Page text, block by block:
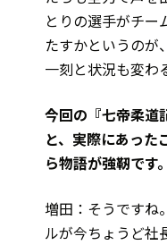
とりの選手がチー
たすかというのが
一刻と状況も変わ
――今回の『七帝柔
と、実際にあった
ら物語が強靭です。
増田：そうですね
ルが今ちょうど社